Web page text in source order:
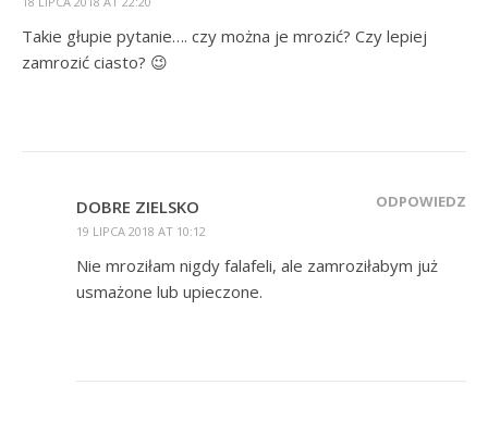
Takie głupie pytanie…. czy można je mrozić? Czy lepiej
zamrozić ciasto? 😉
DOBRE ZIELSKO
19 LIPCA 2018 AT 10:12
ODPOWIEDZ
Nie mroziłam nigdy falafeli, ale zamroziłabym już
usmażone lub upieczone.